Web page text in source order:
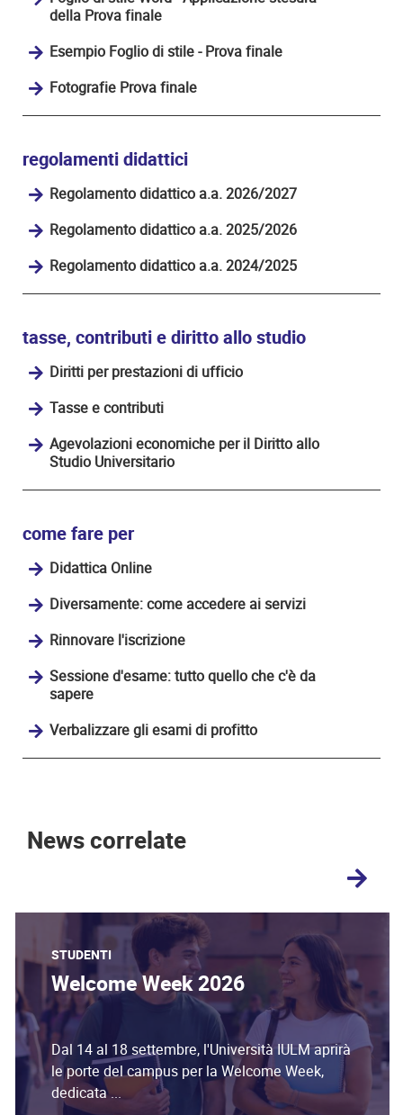
della Prova finale
Esempio Foglio di stile - Prova finale
Fotografie Prova finale
regolamenti didattici
Regolamento didattico a.a. 2026/2027
Regolamento didattico a.a. 2025/2026
Regolamento didattico a.a. 2024/2025
tasse, contributi e diritto allo studio
Diritti per prestazioni di ufficio
Tasse e contributi
Agevolazioni economiche per il Diritto allo
Studio Universitario
come fare per
Didattica Online
Diversamente: come accedere ai servizi
Rinnovare l'iscrizione
Sessione d'esame: tutto quello che c'è da
sapere
Verbalizzare gli esami di profitto
News correlate
STUDENTI
Welcome Week 2026
Dal 14 al 18 settembre, l'Università IULM aprirà
le porte del campus per la Welcome Week,
dedicata ...